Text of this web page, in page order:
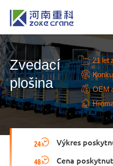
Zvedací
plošina
21 let
OEM
Výkres
Cena